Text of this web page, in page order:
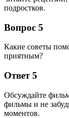
подростков.
Вопрос 5
Какие советы
приятным?
Ответ 5
Обсуждайте
фильмы и не
моментов.